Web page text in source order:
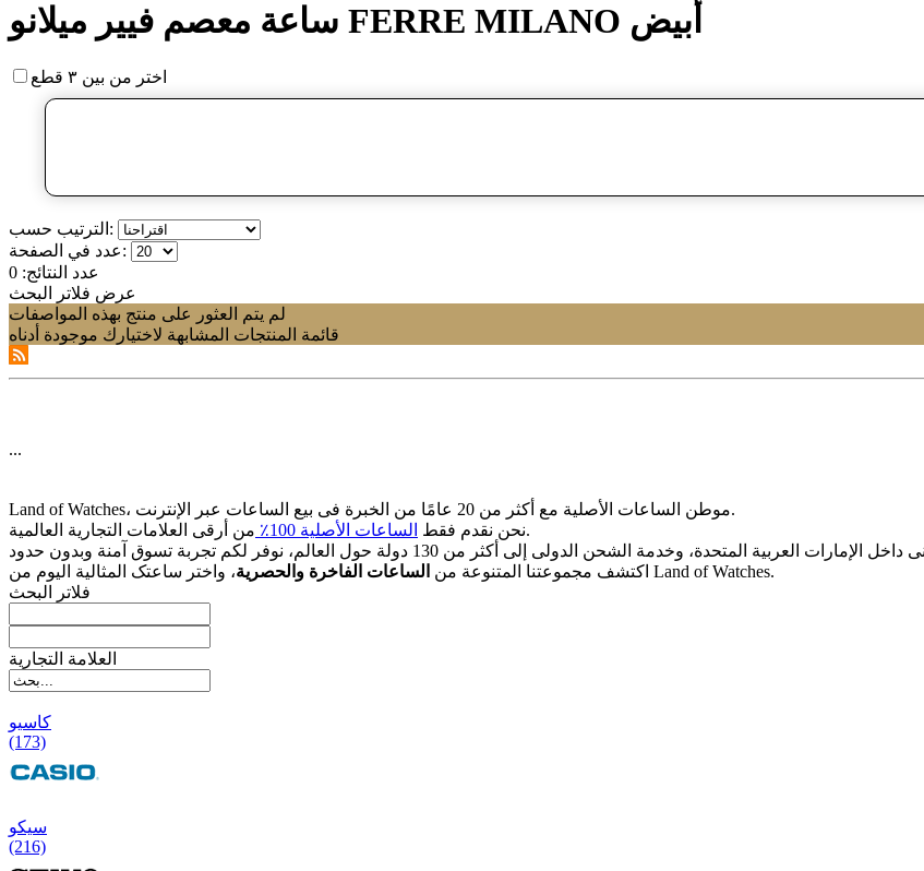
ساعة معصم فيير ميلانو FERRE MILANO أبيض
اختر من بين ٣ قطع
الترتيب حسب:
عدد في الصفحة:
عدد النتائج: 0
عرض فلاتر البحث
لم يتم العثور على منتج بهذه المواصفات
قائمة المنتجات المشابهة لاختيارك موجودة أدناه
...
Land of Watches، موطن الساعات الأصلیة مع أکثر من 20 عامًا من الخبرة فی بیع الساعات عبر الإنترنت.
نحن نقدم فقط الساعات الأصلیة 100٪
من أرقى العلامات التجاریة العالمیة.
اکتشف مجموعتنا المتنوعة من الساعات الفاخرة والحصریة
، واختر ساعتک المثالیة الیوم من Land of Watches.
فلاتر البحث
العلامة التجارية
کاسیو
(173)
سیکو
(216)